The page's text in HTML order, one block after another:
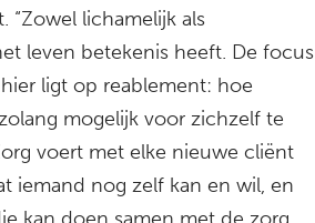
“Zowel lichamelijk als
leven betekenis heeft. De focus
ligt op reablement: hoe
mogelijk voor zichzelf te
voert met elke nieuwe cliënt
iemand nog zelf kan en wil, en